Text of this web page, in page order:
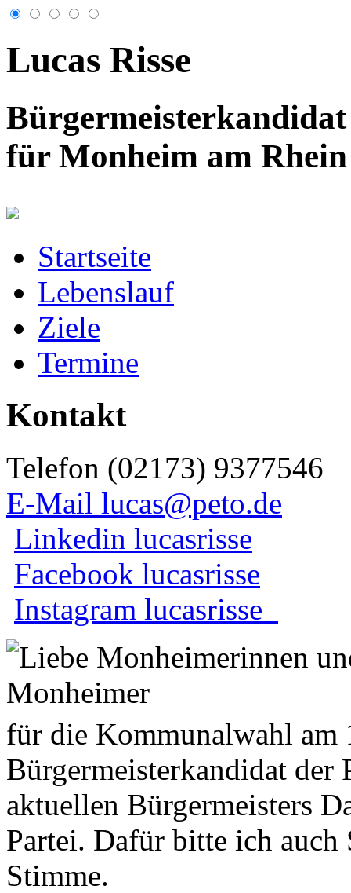
Lucas Risse
Bürgermeisterkandidat
für Monheim am Rhein
Startseite
Lebenslauf
Ziele
Termine
Kontakt
Telefon (02173) 9377546
E-Mail lucas@peto.de
Linkedin lucasrisse
Facebook lucasrisse
Instagram lucasrisse_
für die Kommunalwahl am
Bürgermeisterkandidat der
aktuellen Bürgermeisters
Partei. Dafür bitte ich
Stimme.